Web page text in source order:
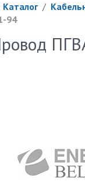
Каталог /
94